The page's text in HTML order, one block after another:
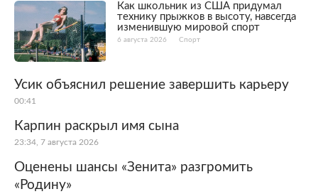
Как школьник из США придумал
технику прыжков в высоту, навсегда
изменившую мировой спорт
6 августа 2026 Спорт
Усик объяснил решение завершить карьеру
00:41
Карпин раскрыл имя сына
23:34, 7 августа 2026
Оценены шансы «Зенита» разгромить
«Родину»